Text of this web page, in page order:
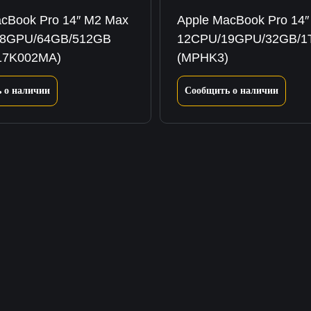
Pro 14″ M2 Max
64GB/512GB
о наличии
Apple MacBook Pro
12CPU/19GPU/32GB/
(MPHK3)
Сообщить о наличии